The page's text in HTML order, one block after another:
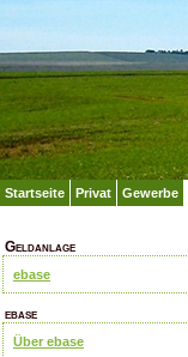
Startseite Privat Gewerbe
Geldanlage
ebase
ebase
Über ebase